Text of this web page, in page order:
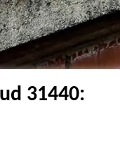
31440: